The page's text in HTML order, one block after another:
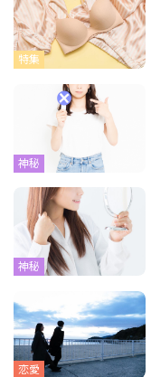
特集
神秘
神秘
恋愛